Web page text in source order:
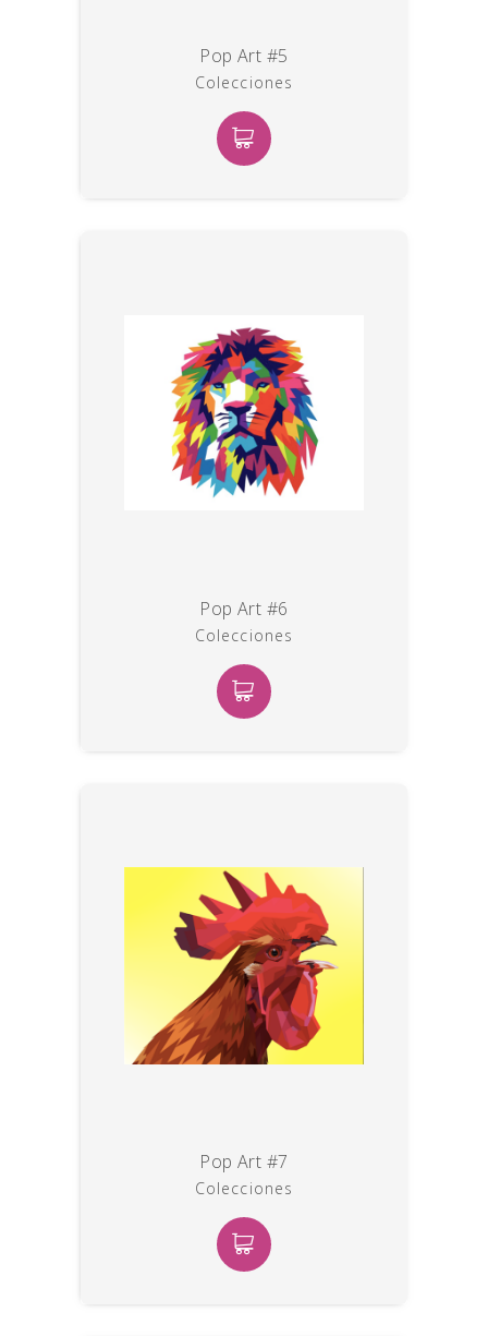
Pop Art #5
Colecciones
Pop Art #6
Colecciones
Pop Art #7
Colecciones